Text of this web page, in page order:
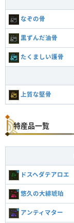
なぞの骨
黒ずんだ油骨
たくましい護骨
上質な堅骨
特産品一覧
ドスヘダテアロエ
悠久の大緋琥珀
アンティマター